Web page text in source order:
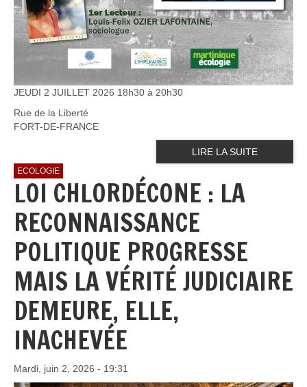
JEUDI 2 JUILLET 2026 18h30 à 20h30
Rue de la Liberté
FORT-DE-FRANCE
LIRE LA SUITE
ECOLOGIE
LOI CHLORDÉCONE : LA
RECONNAISSANCE
POLITIQUE PROGRESSE
MAIS LA VÉRITÉ JUDICIAIRE
DEMEURE, ELLE,
INACHEVÉE
Mardi, juin 2, 2026 - 19:31